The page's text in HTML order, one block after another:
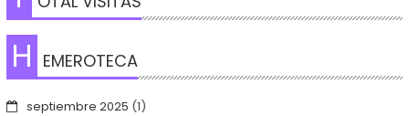
H EMEROTECA
septiembre 2025 (1)